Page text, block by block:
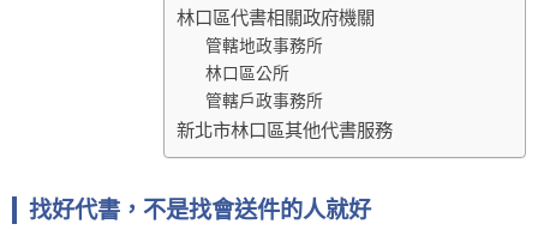
林口區代書相關政府機關
管轄地政事務所
林口區公所
管轄戶政事務所
新北市林口區其他代書服務
找好代書，不是找會送件的人就好